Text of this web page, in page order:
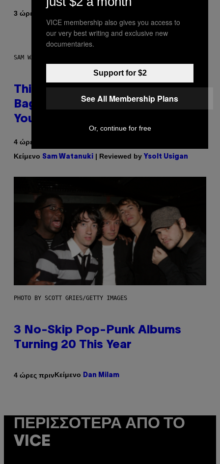
3 ώρες πριν
SAM WATANUKI FOR VICE
This Discreet Lockable Sex Toy
Bag Is the Nightstand Upgrade
Your Play Drawer Needs
4 ώρες πριν
Κείμενο Sam Watanuki | Reviewed by Ysolt Usigan
PHOTO BY SCOTT GRIES/GETTY IMAGES
3 No-Skip Pop-Punk Albums
Turning 20 This Year
4 ώρες πρινΚείμενο Dan Milam
ΠΕΡΙΣΣΌΤΕΡΑ ΑΠΌ ΤΟ
VICE
VICE membership also gives you access to
our very best writing and exclusive new
documentaries.
Support for $2
See All Membership Plans
Or, continue for free